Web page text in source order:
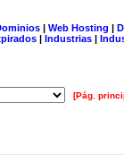
| Web Hosting |
| Industrias |
[Pág.